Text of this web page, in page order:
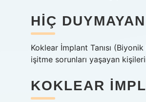
HIÇ
Koklear İmplant Tanısı
işitme sorunları yaşayan
KOKLEAR